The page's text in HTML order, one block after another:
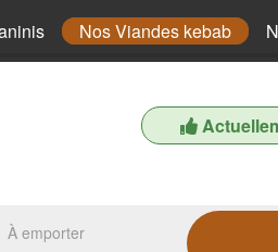
Nos Viandes kebab
À emporter